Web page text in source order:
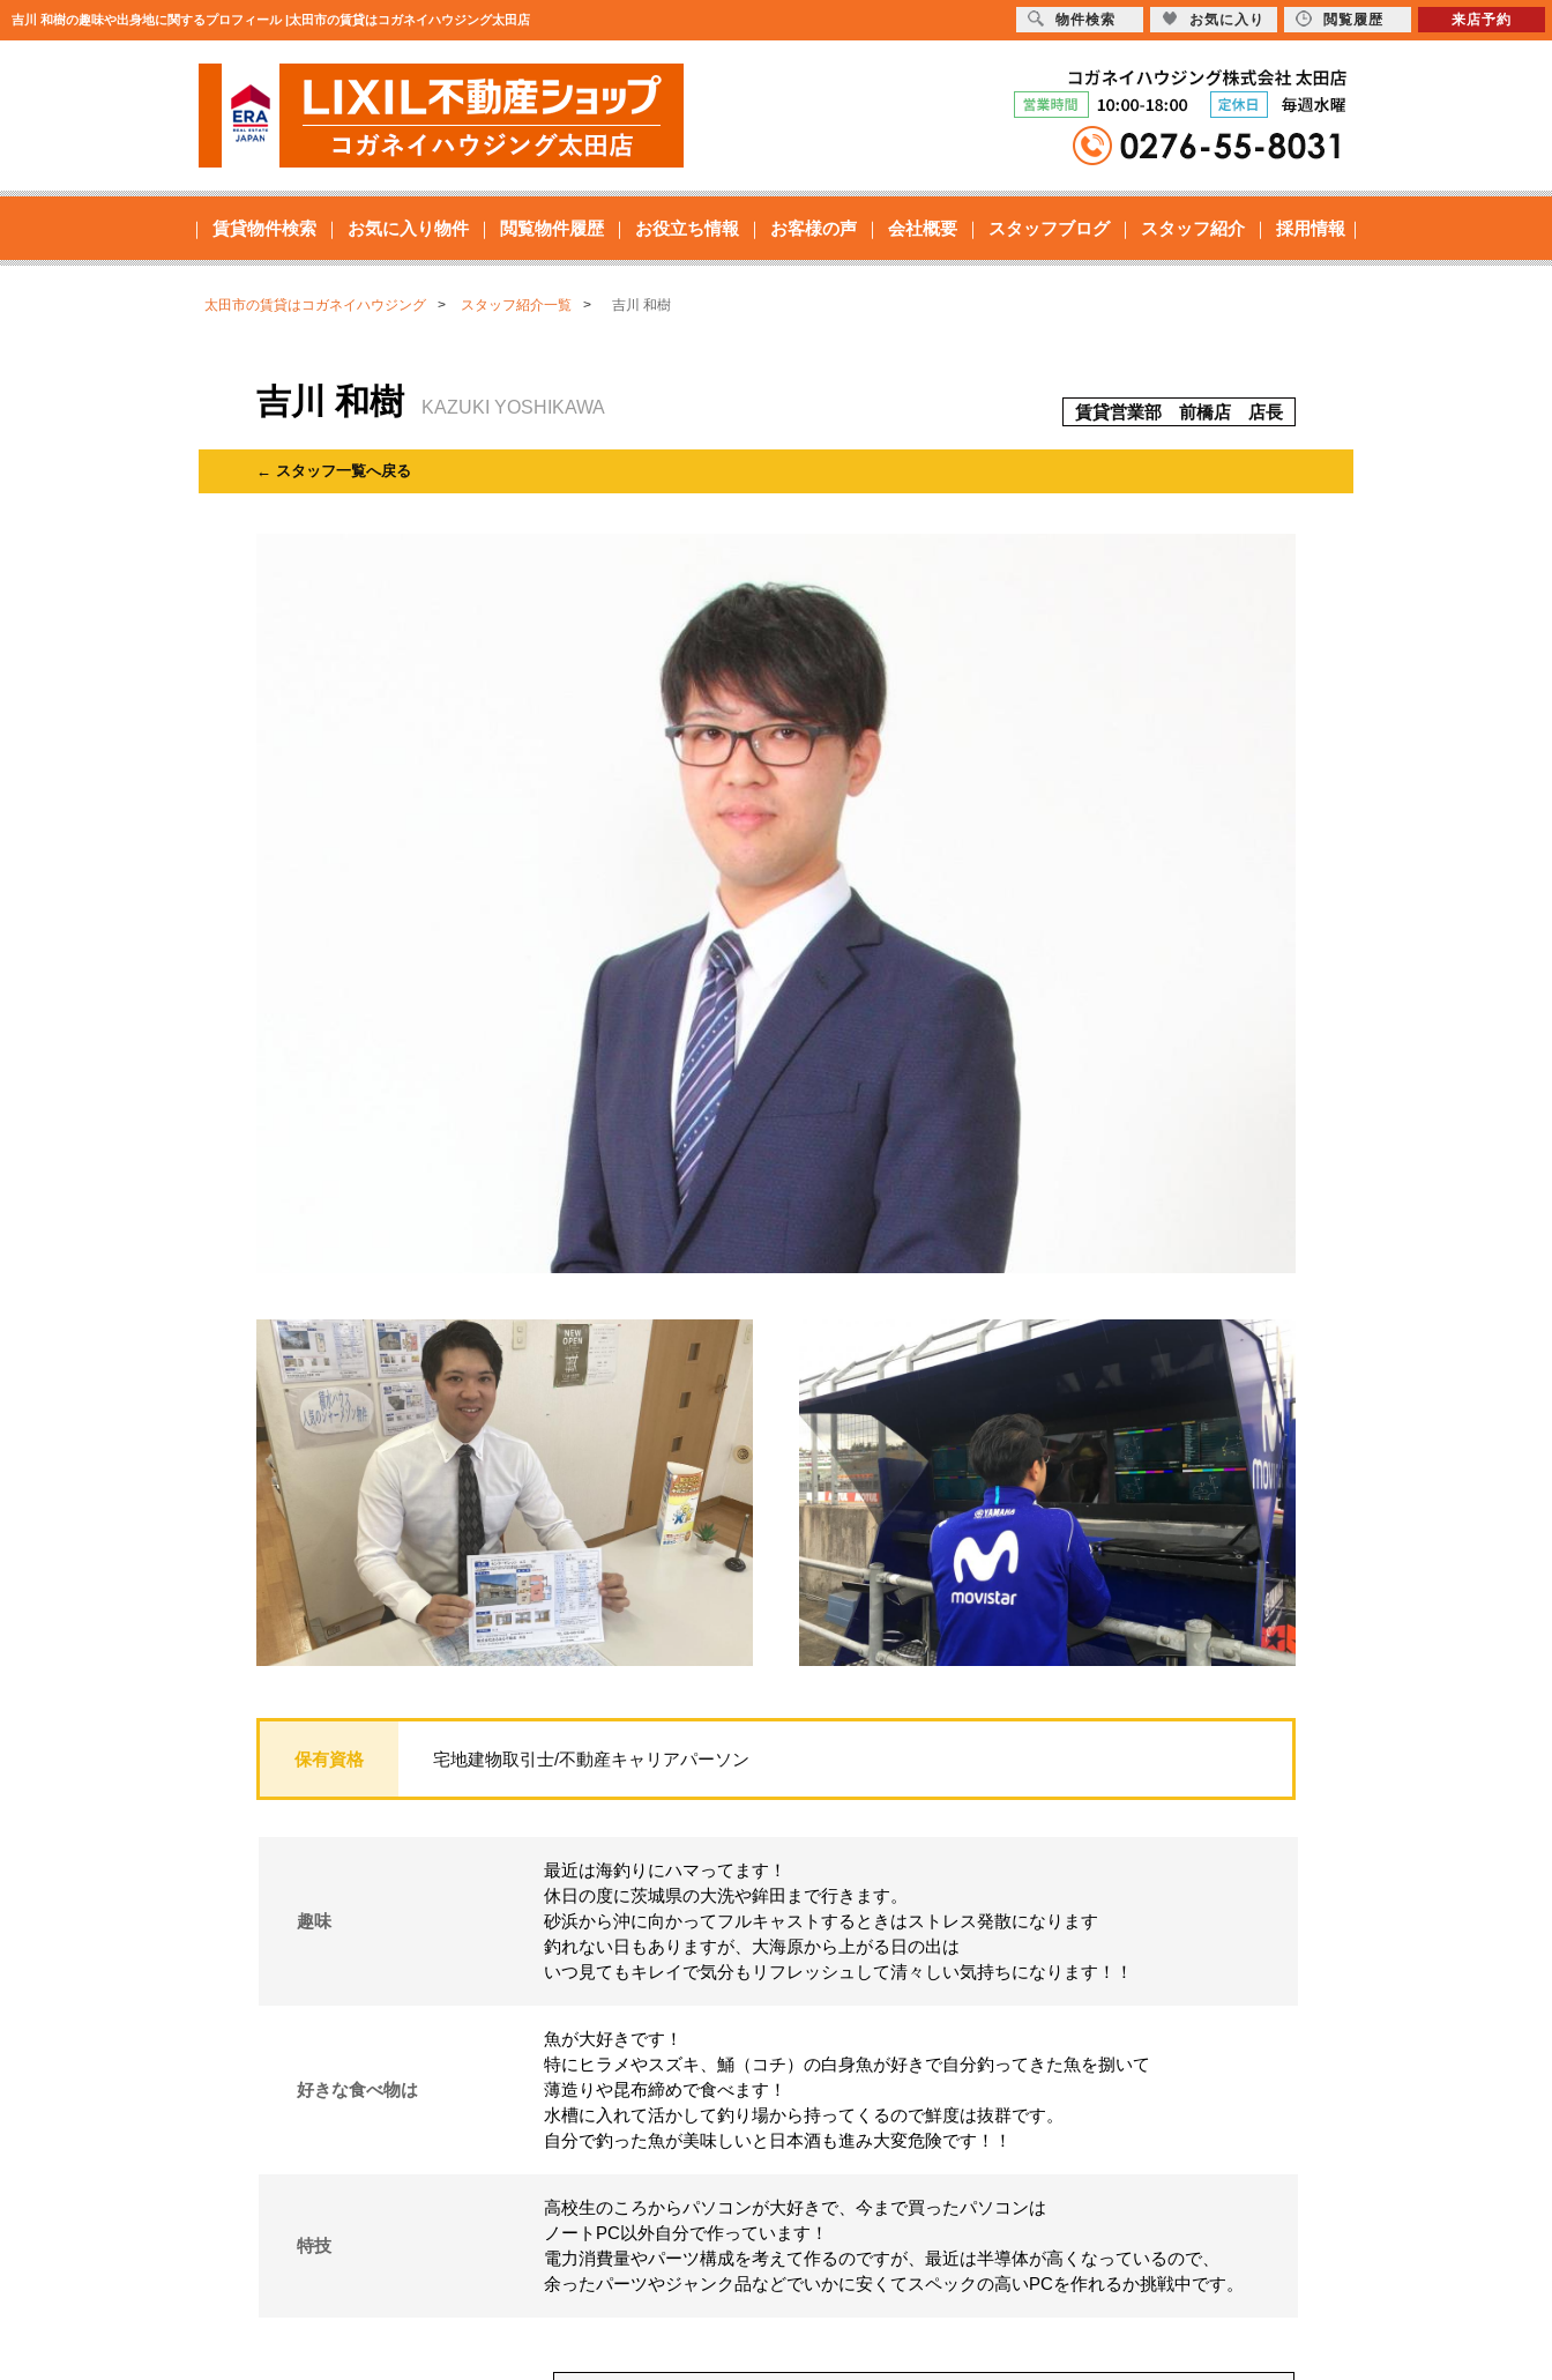
吉川 和樹の趣味や出身地に関するプロフィール |太田市の賃貸はコガネイハウジング太田店
賃貸物件検索 お気に入り物件 閲覧物件履歴 お役立ち情報 お客様の声 会社概要 スタッフブログ スタッフ紹介 採用情報
太田市の賃貸はコガネイハウジング スタッフ紹介一覧 吉川 和樹
吉川 和樹 KAZUKI YOSHIKAWA 賃貸営業部 前橋店 店長
← スタッフ一覧へ戻る
宅地建物取引士/不動産キャリアパーソン
趣味
最近は海釣りにハマってます！
休日の度に茨城県の大洗や鉾田まで行きます。
砂浜から沖に向かってフルキャストするときはストレス発散になります
釣れない日もありますが、大海原から上がる日の出は
いつ見てもキレイで気分もリフレッシュして清々しい気持ちになります！！
好きな食べ物は
魚が大好きです！
特にヒラメやスズキ、鯒（コチ）の白身魚が好きで自分釣ってきた魚を捌いて
薄造りや昆布締めで食べます！
水槽に入れて活かして釣り場から持ってくるので鮮度は抜群です。
自分で釣った魚が美味しいと日本酒も進み大変危険です！！
特技
高校生のころからパソコンが大好きで、今まで買ったパソコンは
ノートPC以外自分で作っています！
電力消費量やパーツ構成を考えて作るのですが、最近は半導体が高くなっているので、
余ったパーツやジャンク品などでいかに安くてスペックの高いPCを作れるか挑戦中です。
物件検索 お気に入り 閲覧履歴 来店予約